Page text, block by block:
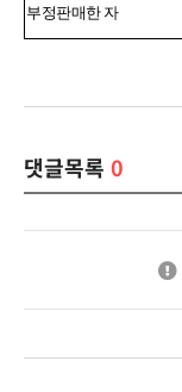
부정판매한 자
댓글목록 0